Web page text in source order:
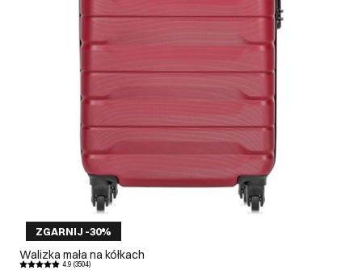
ZGARNIJ -30%
Walizka mała na kółkach
4.9 (3504)